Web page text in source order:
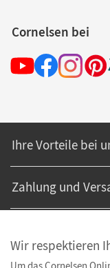
Cornelsen bei
Ihre Vorteile bei
Zahlung und
Wir respektieren